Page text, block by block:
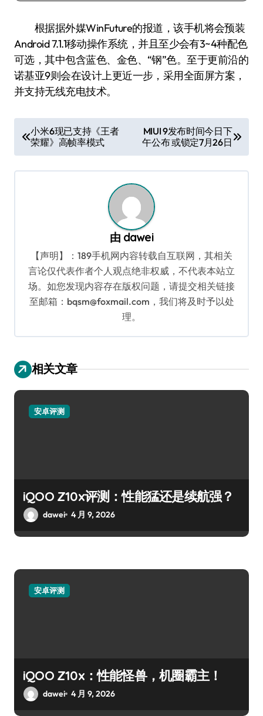
根据据外媒WinFuture的报道，该手机将会预装
Android 7.1.1移动操作系统，并且至少会有3~4种配色
可选，其中包含蓝色、金色、“钢”色。至于更前沿的
诺基亚9则会在设计上更近一步，采用全面屏方案，
并支持无线充电技术。
章
导
小米6现已支持《王者
荣耀》高帧率模式
MIUI 9发布时间今日下
午公布 或锁定7月26日
由 dawei
【声明】：189手机网内容转载自互联网，其相关
言论仅代表作者个人观点绝非权威，不代表本站立
场。如您发现内容存在版权问题，请提交相关链接
至邮箱：bqsm@foxmail.com，我们将及时予以处
理。
相关文章
安卓评测
iQOO Z10x评测：性能猛还是续航强？
dawei 4 月 9, 2026
安卓评测
iQOO Z10x：性能怪兽，机圈霸主！
dawei 4 月 9, 2026